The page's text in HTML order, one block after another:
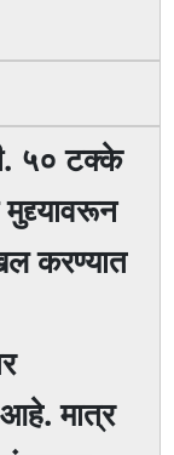
५० टक्के
करण्यात
आहे. मात्र